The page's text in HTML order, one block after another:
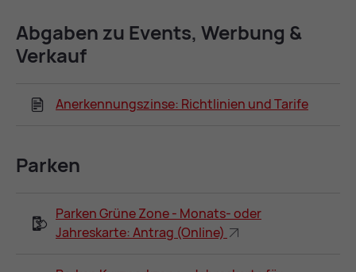
Ab­ga­ben zu Events, Wer­bung &
Ver­kauf
Anerkennungszinse: Richtlinien und Tarife
Par­ken
Parken Grüne Zone - Monats- oder
Jahreskarte: Antrag (Online)